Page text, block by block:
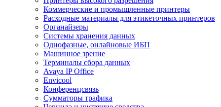
Коммерческие и промышленные принтеры
Расходные материалы для этикеточных принтеров
Органайзеры
Системы хранения данных
Однофазные, онлайновые ИБП
Машинное зрение
Терминалы сбора данных
Avaya IP Office
Envicool
Конференцсвязь
Сумматоры трафика